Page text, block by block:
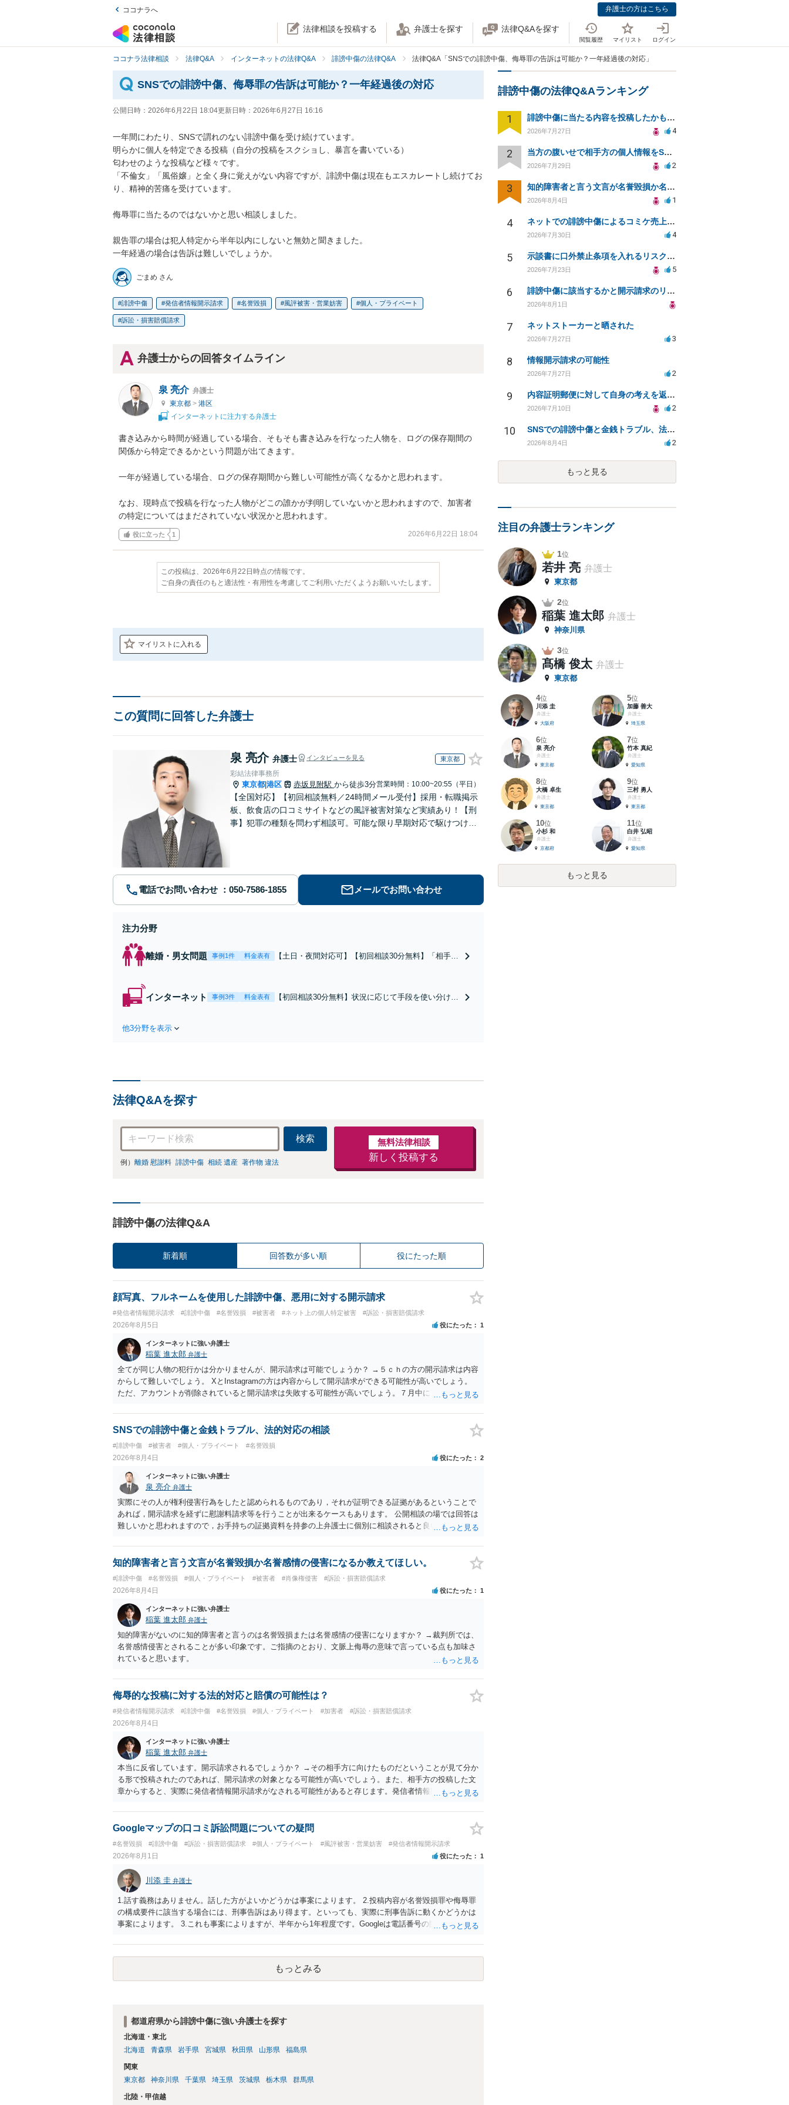
ココナラへ 弁護士の方はこちら
法律相談を投稿する 弁護士を探す 法律Q&Aを探す
閲覧履歴 マイリスト ログイン
ココナラ法律相談 法律Q&A インターネットの法律Q&A 誹謗中傷の法律Q&A 法律Q&A「SNSでの誹謗中傷、侮辱罪の告訴は可能か？一年経過後の対応」
SNSでの誹謗中傷、侮辱罪の告訴は可能か？一年経過後の対応
公開日時： 2026年6月22日 18:04更新日時： 2026年6月27日 16:16
一年間にわたり、SNSで謂れのない誹謗中傷を受け続けています。
明らかに個人を特定できる投稿（自分の投稿をスクショし、暴言を書いている）
匂わせのような投稿など様々です。
「不倫女」「風俗嬢」と全く身に覚えがない内容ですが、誹謗中傷は現在もエスカレートし続けてお
り、精神的苦痛を受けています。
侮辱罪に当たるのではないかと思い相談しました。
親告罪の場合は犯人特定から半年以内にしないと無効と聞きました。
一年経過の場合は告訴は難しいでしょうか。
ごまめ さん
誹謗中傷 発信者情報開示請求 名誉毀損 風評被害・営業妨害 個人・プライベート
訴訟・損害賠償請求
弁護士からの回答タイムライン
泉 亮介 弁護士
東京都 > 港区
インターネットに注力する弁護士
書き込みから時間が経過している場合、そもそも書き込みを行なった人物を、ログの保存期間の
関係から特定できるかという問題が出てきます。
一年が経過している場合、ログの保存期間から難しい可能性が高くなるかと思われます。
なお、現時点で投稿を行なった人物がどこの誰かが判明していないかと思われますので、加害者
の特定についてはまだされていない状況かと思われます。
役に立った 1 2026年6月22日 18:04
この投稿は、2026年6月22日時点の情報です。
ご自身の責任のもと適法性・有用性を考慮してご利用いただくようお願いいたします。
マイリストに入れる
この質問に回答した弁護士
泉 亮介 弁護士 インタビューを見る 東京都
彩結法律事務所
東京都 港区 赤坂見附駅 から徒歩3分営業時間：10:00~20:55（平日）
【全国対応】【初回相談無料／24時間メール受付】採用・転職掲示
板、飲食店の口コミサイトなどの風評被害対策など実績あり！【刑
事】犯罪の種類を問わず相談可。可能な限り早期対応で駆けつけサ
電話でお問い合わせ メールでお問い合わせ
注力分野
離婚・男女問題 事例1件 料金表有
【土日・夜間対応可】【初回相談30分無料】「相手方
金額アップ／減額交渉も対応可」【完全個室対応】
インターネット 事例3件 料金表有
【初回相談30分無料】状況に応じて手段を使い分け、
他3分野を表示
法律Q&Aを探す
検索
例） 離婚 慰謝料 誹謗中傷 相続 遺産 著作物 違法
無料法律相談
新しく投稿する
誹謗中傷の法律Q&A
新着順 回答数が多い順 役にたった順
顔写真、フルネームを使用した誹謗中傷、悪用に対する開示請求
#発信者情報開示請求 #誹謗中傷 #名誉毀損 #被害者 #ネット上の個人特定被害 #訴訟・損害賠償請求
2026年8月5日 役にたった 1
インターネットに強い弁護士
稲葉 進太郎 弁護士
全てが同じ人物の犯行かは分かりませんが、開示請求は可能でしょうか？ →５ｃｈの方の開示請求は内容
からして難しいでしょう。 XとInstagramの方は内容からして開示請求ができる可能性が高いでしょう。
ただ、アカウントが削除されていると開示請求は失敗する可能性が高いでしょう。７月中にアカウントが
相手に全ての弁護士費用を負担させることは可能でしょうか？ →訴訟外の交渉で相手方が認めれば負担さ
せることができるでしょう。訴訟で判決となった場合は、実際の弁護士費用が認められる場合と認められ
SNSでの誹謗中傷と金銭トラブル、法的対応の相談
#誹謗中傷 #被害者 #個人・プライベート #名誉毀損
2026年8月4日 役にたった 2
インターネットに強い弁護士
泉 亮介 弁護士
実際にその人が権利侵害行為をしたと認められるものであり，それが証明できる証拠があるということで
あれば，開示請求を経ずに慰謝料請求等を行うことが出来るケースもあります。 公開相談の場では回答は
難しいかと思われますので，お手持ちの証拠資料を持参の上弁護士に個別に相談されると良いでしょう。
知的障害者と言う文言が名誉毀損か名誉感情の侵害になるか教えてほしい。
#誹謗中傷 #名誉毀損 #個人・プライベート #被害者 #肖像権侵害 #訴訟・損害賠償請求
2026年8月4日 役にたった 1
インターネットに強い弁護士
稲葉 進太郎 弁護士
知的障害がないのに知的障害者と言うのは名誉毀損または名誉感情の侵害になりますか？ →裁判所では、
名誉感情侵害とされることが多い印象です。ご指摘のとおり、文脈上侮辱の意味で言っている点も加味さ
れていると思います。
侮辱的な投稿に対する法的対応と賠償の可能性は？
#発信者情報開示請求 #誹謗中傷 #名誉毀損 #個人・プライベート #加害者 #訴訟・損害賠償請求
2026年8月4日
インターネットに強い弁護士
稲葉 進太郎 弁護士
本当に反省しています。開示請求されるでしょうか？ →その相手方に向けたものだということが見て分か
る形で投稿されたのであれば、開示請求の対象となる可能性が高いでしょう。また、相手方の投稿した文
章からすると、実際に発信者情報開示請求がなされる可能性があると存じます。発信者情報開示請求が進
カウントの登録メールに意見照会がなされます。 また、された場合賠償金はいくらでしょうか。 →ケー
スバイケースであり、数万円から１００万単位まで様々でしょう。裁判外であれば交渉して相手方の請求
Googleマップの口コミ訴訟問題についての疑問
#名誉毀損 #誹謗中傷 #訴訟・損害賠償請求 #個人・プライベート #風評被害・営業妨害 #発信者情報開示請求
2026年8月1日 役にたった 1
川添 圭 弁護士
1.話す義務はありません。話した方がよいかどうかは事案によります。 2.投稿内容が名誉毀損罪や侮辱罪
の構成要件に該当する場合には、刑事告訴はあり得ます。といっても、実際に刑事告訴に動くかどうかは
事案によります。 3.これも事案によりますが、半年から1年程度です。Googleは電話番号の開示請求もで
さらにいえば、利用者からの口コミ投稿の場合、開示請求者はある程度対象者を特定できている（ただし
証拠による裏付けか必要なので発信者情報開示請求をする）というケースが比較的多いと思われます。
もっとみる
都道府県から誹謗中傷に強い弁護士を探す
北海道・東北
北海道
青森県 岩手県 宮城県 秋田県 山形県 福島県
関東
東京都
神奈川県 千葉県 埼玉県 茨城県 栃木県 群馬県
北陸・甲信越
誹謗中傷の法律Q&Aランキング
1 誹謗中傷に当たる内容を投稿したかもしれない。開示請求や民事刑事裁判に発展しうるのか教えて欲しい。
2026年7月27日 4
2 当方の腹いせで相手方の個人情報をSNSで晒してしまい名誉毀損させてしまったかもしれない
2026年7月29日 2
3 知的障害者と言う文言が名誉毀損か名誉感情の侵害になるか教えてほしい。
2026年8月4日 1
4 ネットでの誹謗中傷によるコミケ売上減少、損害賠償は可能か？
2026年7月30日 4
5 示談書に口外禁止条項を入れるリスクはありますか？
2026年7月23日 5
6 誹謗中傷に該当するかと開示請求のリスクを知りたい
2026年8月1日
7 ネットストーカーと晒された
2026年7月27日 3
8 情報開示請求の可能性
2026年7月27日 2
9 内容証明郵便に対して自身の考えを返答しなければなりませんか？
2026年7月10日 2
10 SNSでの誹謗中傷と金銭トラブル、法的対応の相談
2026年8月4日 2
もっと見る
注目の弁護士ランキング
1位
若井 亮 弁護士
東京都
2位
稲葉 進太郎 弁護士
神奈川県
3位
髙橋 俊太 弁護士
東京都
4位
川添 圭
弁護士
大阪府
5位
加藤 善大
弁護士
埼玉県
6位
泉 亮介
弁護士
東京都
7位
竹本 真紀
弁護士
愛知県
8位
大橋 卓生
弁護士
東京都
9位
三村 勇人
弁護士
東京都
10位
小杉 和
弁護士
京都府
11位
白井 弘昭
弁護士
愛知県
もっと見る